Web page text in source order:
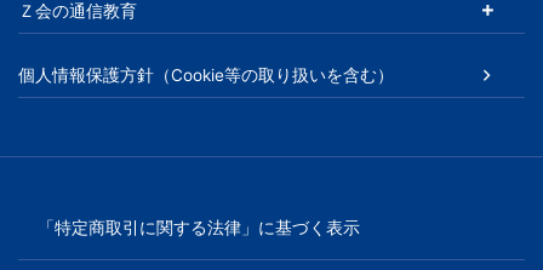
Ｚ会の通信教育
個人情報保護方針（Cookie等の取り扱いを含む）
「特定商取引に関する法律」に基づく表示